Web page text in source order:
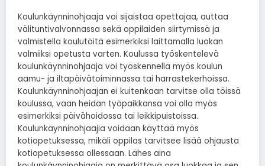
Koulunkäynninohjaaja voi sijaistaa opettajaa, auttaa
välituntivalvonnassa sekä oppilaiden siirtymissä ja
valmistella koulutöitä esimerkiksi laittamalla luokan
valmiiksi opetusta varten. Koulussa työskentelevä
koulunkäynninohjaaja voi työskennellä myös koulun
aamu- ja iltapäivätoiminnassa tai harrastekerhoissa.
Koulunkäynninohjaajan ei kuitenkaan tarvitse olla töissä
koulussa, vaan heidän työpaikkansa voi olla myös
esimerkiksi päivähoidossa tai leikkipuistoissa.
Koulunkäynninohjaajia voidaan käyttää myös
kotiopetuksessa, mikäli oppilas tarvitsee lisää ohjausta
kotiopetuksessa ollessaan. Lähes aina